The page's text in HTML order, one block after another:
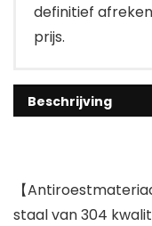
definitief
prijs.
Beschrijving
【
staal van 304